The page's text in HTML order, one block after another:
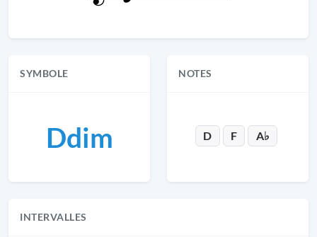
SYMBOLE
Ddim
NOTES
D F A♭
INTERVALLES